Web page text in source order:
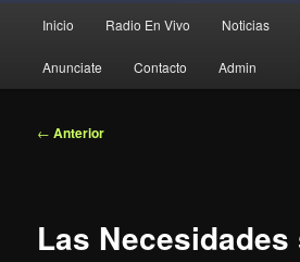
principal
Inicio Radio En Vivo Noticias
Anunciate Contacto Admin
Navegación
← Anterior
Las Necesidades